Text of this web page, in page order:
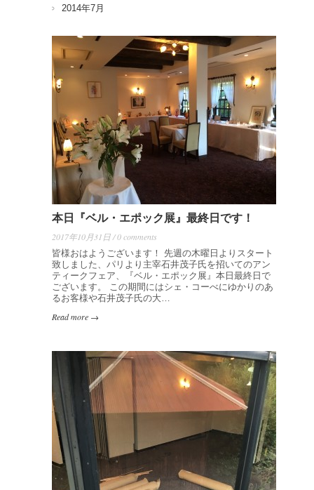
2014年7月
本日『ベル・エポック展』最終日です！
2017年10月31日 / 0 comments
皆様おはようございます！ 先週の木曜日よりスタート
致しました、パリより主宰石井茂子氏を招いてのアン
ティークフェア、『ベル・エポック展』本日最終日で
ございます。 この期間にはシェ・コーべにゆかりのあ
るお客様や石井茂子氏の大…
Read more →